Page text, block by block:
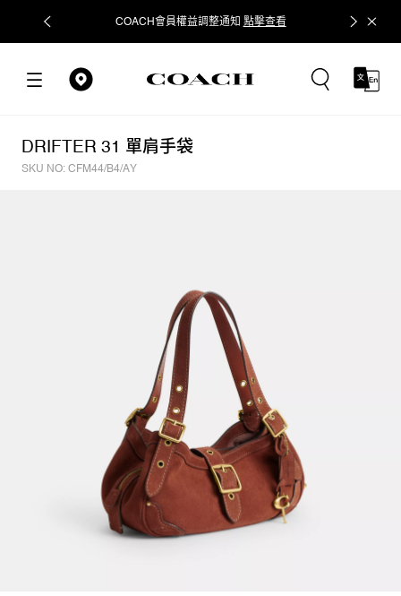
COACH會員權益調整通知 點擊查看 立即追蹤
DRIFTER 31 單肩手袋
SKU NO: CFM44/B4/AY